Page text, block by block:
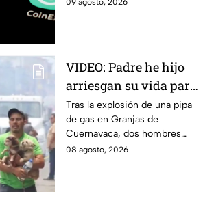
09 agosto, 2026
VIDEO: Padre he hijo
arriesgan su vida para
rescatar a sus perritos
tras la explosión de
pipa de gas en
Cuernavaca
Tras la explosión de una pipa
de gas en Granjas de
Cuernavaca, dos hombres
arriesgaron su vida para volver
08 agosto, 2026